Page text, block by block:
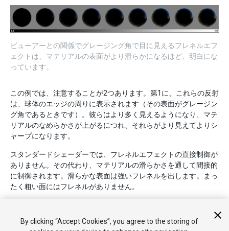
ビューアーとの関係でグレージング角で目に見えるフレネルエフ
ェクトは、マテリアルの表面がより滑らかになるほど、明白にな
っています。
この例では、注意することが2つあります。第1に、これらの反射
は、球体のエッジの周りに表示されます（その表面がグレージン
グ角であるときです）。彼らはより多く見えるようになり、マテ
リアルのなめらかさが上がるにつれ、それらがより見えてよりシ
ャープになります。
スタンダードシェーダーでは、フレネルエフェクトの直接制御が
ありません。その代わり、マテリアルの滑らかさを通して間接的
に制御されます。滑らかな表面は強いフレネルを出します。まっ
たく粗い面にはフレネルがありません。
By clicking “Accept Cookies”, you agree to the storing of